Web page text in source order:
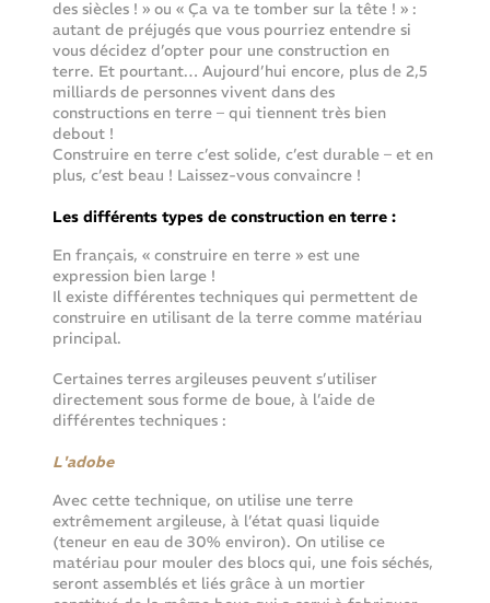
des siècles ! » ou « Ça va te tomber sur la tête ! » :
autant de préjugés que vous pourriez entendre si
vous décidez d’opter pour une construction en
terre. Et pourtant… Aujourd’hui encore, plus de 2,5
milliards de personnes vivent dans des
constructions en terre – qui tiennent très bien
debout !
Construire en terre c’est solide, c’est durable – et en
plus, c’est beau ! Laissez-vous convaincre !
Les différents types de construction en terre :
En français, « construire en terre » est une
expression bien large !
Il existe différentes techniques qui permettent de
construire en utilisant de la terre comme matériau
principal.
Certaines terres argileuses peuvent s’utiliser
directement sous forme de boue, à l’aide de
différentes techniques :
L'adobe
Avec cette technique, on utilise une terre
extrêmement argileuse, à l’état quasi liquide
(teneur en eau de 30% environ). On utilise ce
matériau pour mouler des blocs qui, une fois séchés,
seront assemblés et liés grâce à un mortier